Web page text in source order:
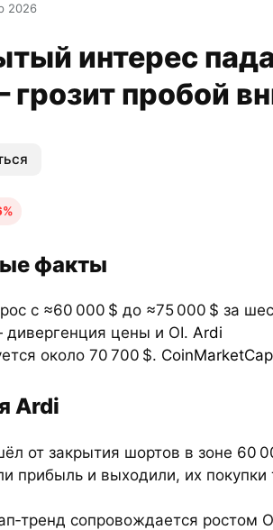
2026
интерес
грозит пробой
факты
с ≈60 000 $ до ≈75 000 $ за
дивергенция цены и OI. Ardi
около 70 700 $. CoinMarketCap
Ardi
от закрытия шортов в зоне 60
прибыль и выходили, их покупки
сопровождается ростом